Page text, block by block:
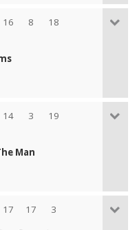
16 8 18
14 3 19
Man
17 17 3